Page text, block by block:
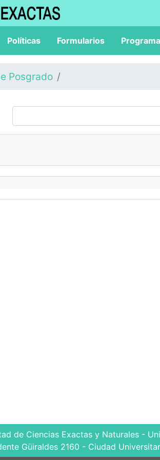
Políticas Formularios
Posgrado
de Ciencias Exactas y Naturales -
Güiraldes 2160 - Ciudad